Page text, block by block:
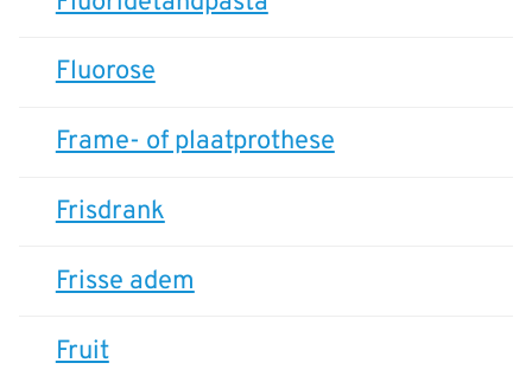
Fluorose
Frame- of plaatprothese
Frisdrank
Frisse adem
Fruit